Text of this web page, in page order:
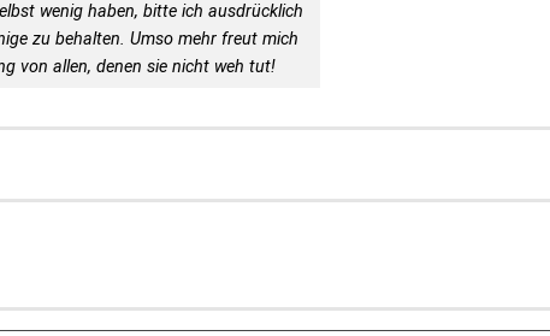
wenig haben, bitte ich ausdrücklich
zu behalten. Umso mehr freut mich
von allen, denen sie nicht weh tut!